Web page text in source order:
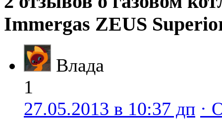
Immergas ZEUS
Влада
1
27.05.2013 в 10:37 дп ·